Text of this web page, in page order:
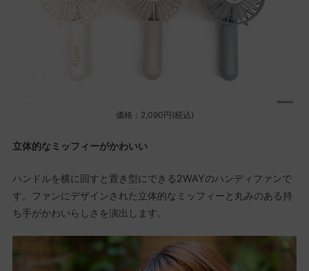
価格：2,090円(税込)
立体的なミッフィーがかわいい
ハンドルを横に回すと置き型にできる2WAYのハンディファンで
す。ファンにデザインされた立体的なミッフィーと丸みのある持
ち手がかわいらしさを演出します。